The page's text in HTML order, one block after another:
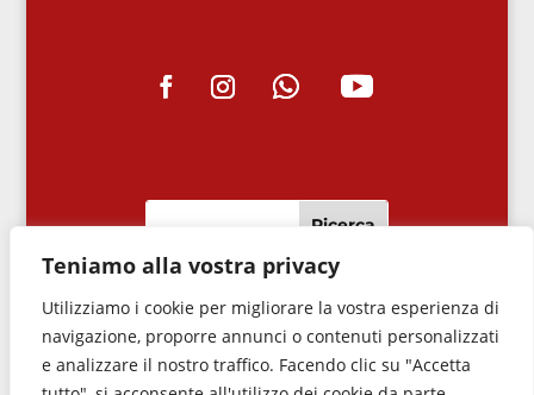
Teniamo alla vostra privacy
Utilizziamo i cookie per migliorare la vostra esperienza di
navigazione, proporre annunci o contenuti personalizzati
e analizzare il nostro traffico. Facendo clic su "Accetta